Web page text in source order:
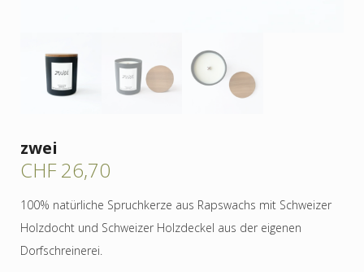
zwei
CHF26,70
100% natürliche Spruchkerze aus Rapswachs mit Schweizer
Holzdocht und Schweizer Holzdeckel aus der eigenen
Dorfschreinerei.